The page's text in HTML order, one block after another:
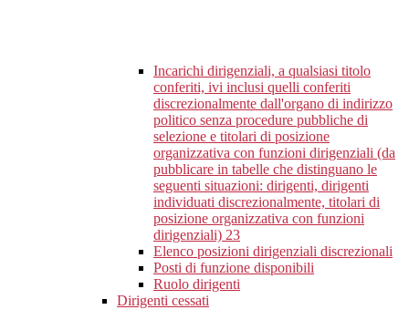
Incarichi dirigenziali, a qualsiasi titolo
conferiti, ivi inclusi quelli conferiti
discrezionalmente dall'organo di indirizzo
politico senza procedure pubbliche di
selezione e titolari di posizione
organizzativa con funzioni dirigenziali (da
pubblicare in tabelle che distinguano le
seguenti situazioni: dirigenti, dirigenti
individuati discrezionalmente, titolari di
posizione organizzativa con funzioni
dirigenziali) 23
Elenco posizioni dirigenziali discrezionali
Posti di funzione disponibili
Ruolo dirigenti
Dirigenti cessati